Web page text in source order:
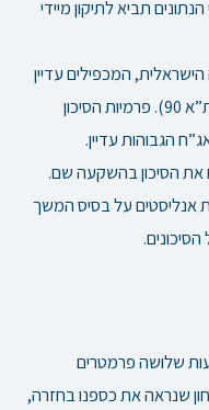
תביא לתיקון מיידי
המכפילים עדיין
נמוכים יחסית בישראל (למעט מדד ת”א 90). פרמיות הסיכון
הגבוהות עדיין.
את הסיכון בהשקעה שם.
אנליסטים על בסיס המשך
שלושה פרמטרים
שנראה את כספנו בחזרה,